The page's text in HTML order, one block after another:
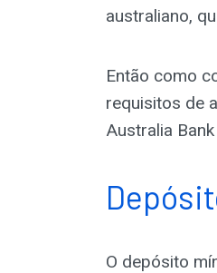
australiano,
Então como
requisitos de
Australia
O depósito